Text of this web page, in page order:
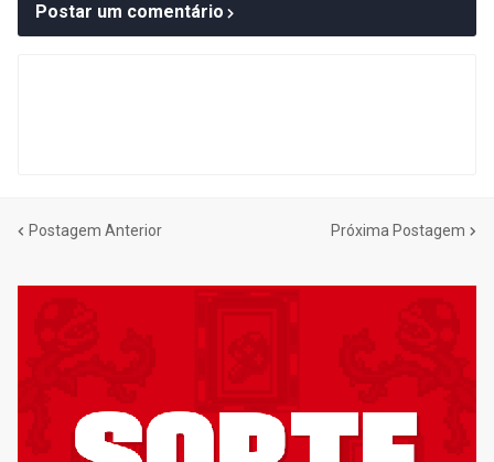
Postar um comentário
Postagem Anterior Próxima Postagem